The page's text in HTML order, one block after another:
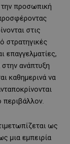
προσωπική
στις
στρατηγικές
επαγγελματίες,
ανάπτυξη
καθημερινά να
ως
μια εμπειρία